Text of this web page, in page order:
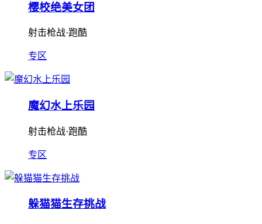
樱校绝美女团
射击枪战·跑酷
专区
魔幻水上乐园
射击枪战·跑酷
专区
躲猫猫生存挑战